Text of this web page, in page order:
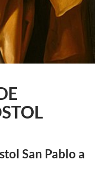
San Pablo a